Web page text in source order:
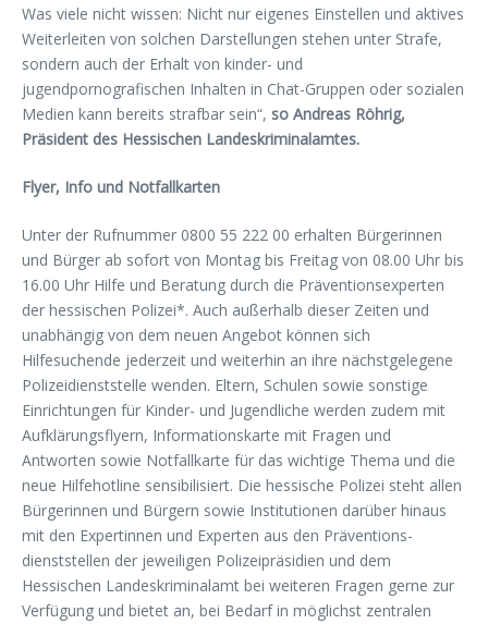
Was viele nicht wissen: Nicht nur eigenes Einstellen und aktives
Weiterleiten von solchen Darstellungen stehen unter Strafe,
sondern auch der Erhalt von kinder- und
jugendpornografischen Inhalten in Chat-Gruppen oder sozialen
Medien kann bereits strafbar sein“, so Andreas Röhrig,
Präsident des Hessischen Landeskriminalamtes.
Flyer, Info und Notfallkarten
Unter der Rufnummer 0800 55 222 00 erhalten Bürgerinnen
und Bürger ab sofort von Montag bis Freitag von 08.00 Uhr bis
16.00 Uhr Hilfe und Beratung durch die Präventionsexperten
der hessischen Polizei*. Auch außerhalb dieser Zeiten und
unabhängig von dem neuen Angebot können sich
Hilfesuchende jederzeit und weiterhin an ihre nächstgelegene
Polizeidienststelle wenden. Eltern, Schulen sowie sonstige
Einrichtungen für Kinder- und Jugendliche werden zudem mit
Aufklärungsflyern, Informationskarte mit Fragen und
Antworten sowie Notfallkarte für das wichtige Thema und die
neue Hilfehotline sensibilisiert. Die hessische Polizei steht allen
Bürgerinnen und Bürgern sowie Institutionen darüber hinaus
mit den Expertinnen und Experten aus den Präventions­
dienststellen der jeweiligen Polizeipräsidien und dem
Hessischen Landeskriminalamt bei weiteren Fragen gerne zur
Verfügung und bietet an, bei Bedarf in möglichst zentralen